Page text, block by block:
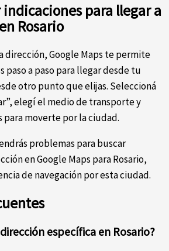
para llegar a
Rosario
dirección, Google Maps te permite
a paso para llegar desde tu
otro punto que elijas. Seleccioná
elegí el medio de transporte y
para moverte por la ciudad.
problemas para buscar
en Google Maps para Rosario,
de navegación por esta ciudad.
específica en Rosario?